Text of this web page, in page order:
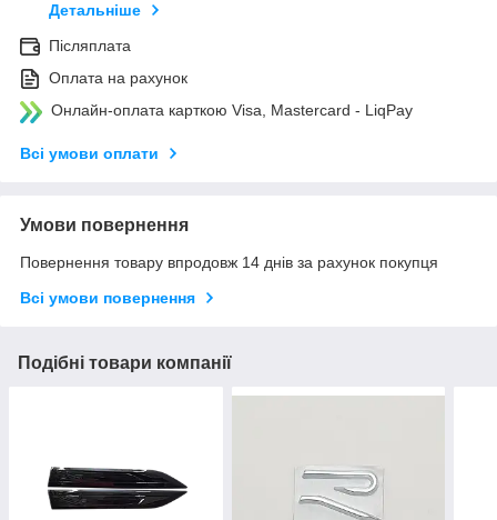
Детальніше
Післяплата
Оплата на рахунок
Онлайн-оплата карткою Visa, Mastercard - LiqPay
Всі умови оплати
Умови повернення
Повернення товару впродовж 14 днів за рахунок покупця
Всі умови повернення
Подібні товари компанії